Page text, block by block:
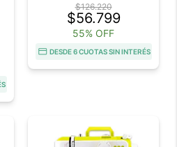
$126.220
$56.799
55% OFF
DESDE 6 CUOTAS SIN INTERÉS